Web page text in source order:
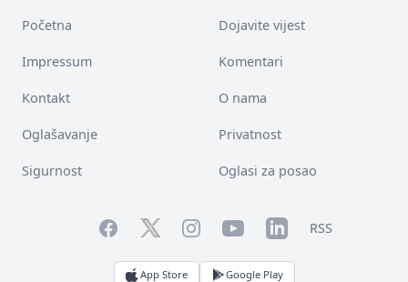
Početna Dojavite vijest
Impressum Komentari
Kontakt O nama
Oglašavanje Privatnost
Sigurnost Oglasi za posao
FacebookTwitterInstagramYouTubeLinkedInRSS
App Store Google Play